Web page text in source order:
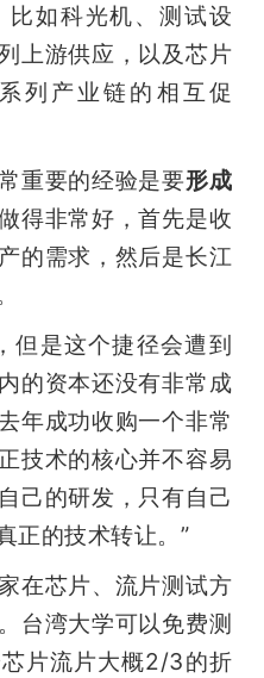
比如科光机、测试设
上游供应，以及芯片
列产业链的相互促
重要的经验是要形成
得非常好，首先是收
的需求，然后是长江
但是这个捷径会遭到
的资本还没有非常成
年成功收购一个非常
技术的核心并不容易
己的研发，只有自己
正的技术转让。”
在芯片、流片测试方
台湾大学可以免费测
片流片大概2/3的折